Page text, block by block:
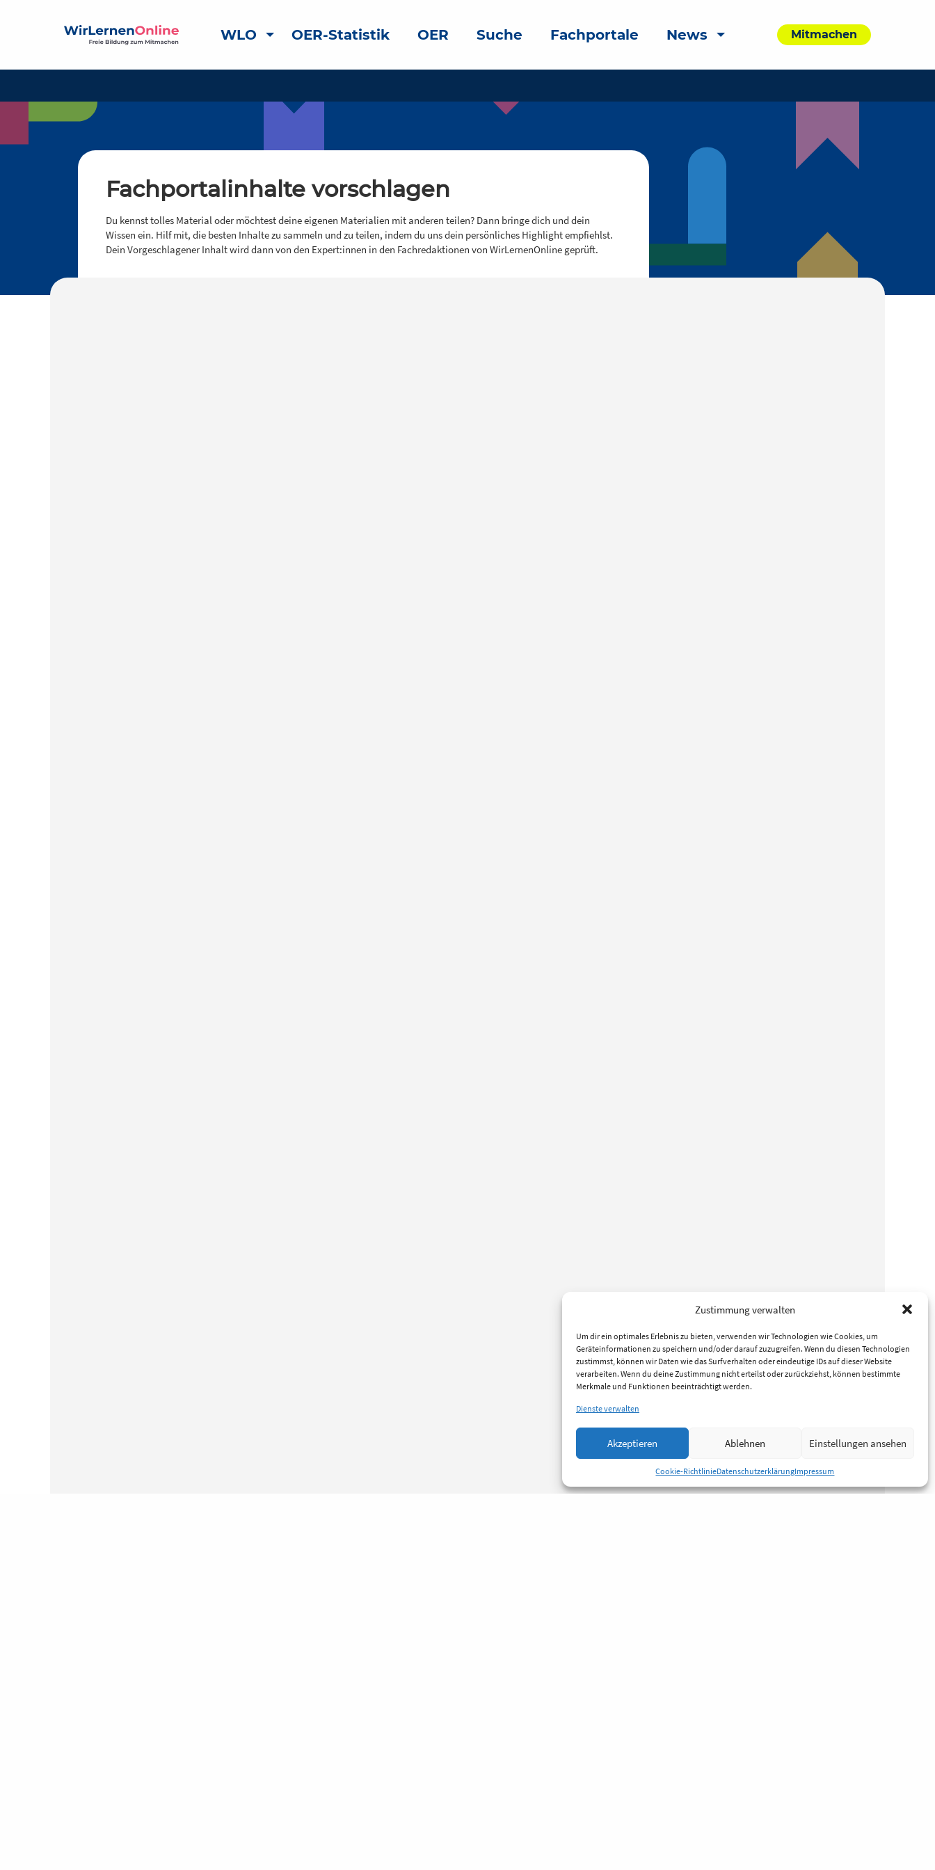
Zustimmung verwalten
Um dir ein optimales Erlebnis zu bieten, verwenden wir Technologien wie Cookies, um
Geräteinformationen zu speichern und/oder darauf zuzugreifen. Wenn du diesen Technologien
zustimmst, können wir Daten wie das Surfverhalten oder eindeutige IDs auf dieser Website
verarbeiten. Wenn du deine Zustimmung nicht erteilst oder zurückziehst, können bestimmte
Merkmale und Funktionen beeinträchtigt werden.
Dienste verwalten
Akzeptieren Ablehnen Einstellungen ansehen
Cookie-RichtlinieDatenschutzerklärungImpressum
WLO OER-Statistik OER Suche Fachportale News Mitmachen
Fachportalinhalte vorschlagen
Du kennst tolles Material oder möchtest deine eigenen Materialien mit anderen teilen? Dann bringe dich und dein
Wissen ein. Hilf mit, die besten Inhalte zu sammeln und zu teilen, indem du uns dein persönliches Highlight empfiehlst.
Dein Vorgeschlagener Inhalt wird dann von den Expert:innen in den Fachredaktionen von WirLernenOnline geprüft.